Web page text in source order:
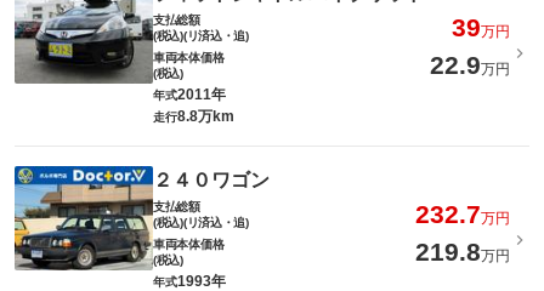
支払総額
(税込)(リ済込・追)
39万円
車両本体価格
(税込)
22.9万円
年式2011年
走行8.8万km
２４０ワゴン
支払総額
(税込)(リ済込・追)
232.7万円
車両本体価格
(税込)
219.8万円
年式1993年